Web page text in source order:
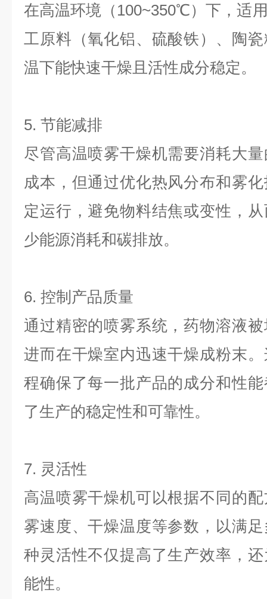
在高温环境（100~350℃）下，适
工原料（氧化铝、硫酸铁）、陶
温下能快速干燥且活性成分稳定。
5. 节能减排
尽管高温喷雾干燥机需要消耗大
成本，但通过优化热风分布和雾
定运行，避免物料结焦或变性，
少能源消耗和碳排放。
6. 控制产品质量
通过精密的喷雾系统，药物溶液
进而在干燥室内迅速干燥成粉末
程确保了每一批产品的成分和性
了生产的稳定性和可靠性。
7. 灵活性
高温喷雾干燥机可以根据不同的
雾速度、干燥温度等参数，以满
种灵活性不仅提高了生产效率，
能性。